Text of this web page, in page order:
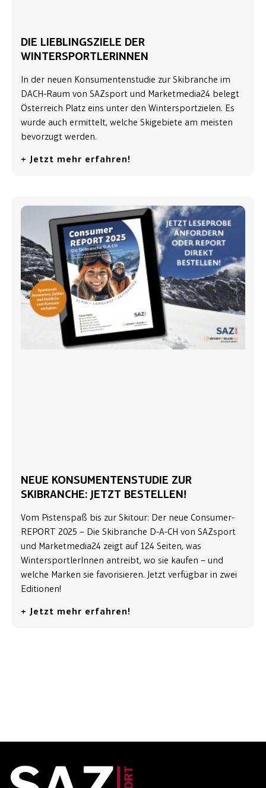
DIE LIEBLINGSZIELE DER
WINTERSPORTLERINNEN
In der neuen Konsumentenstudie zur Skibranche im
DACH-Raum von SAZsport und Marketmedia24 belegt
Österreich Platz eins unter den Wintersportzielen. Es
wurde auch ermittelt, welche Skigebiete am meisten
bevorzugt werden.
+ Jetzt mehr erfahren!
NEUE KONSUMENTENSTUDIE ZUR
SKIBRANCHE: JETZT BESTELLEN!
Vom Pistenspaß bis zur Skitour: Der neue Consumer-
REPORT 2025 – Die Skibranche D-A-CH von SAZsport
und Marketmedia24 zeigt auf 124 Seiten, was
WintersportlerInnen antreibt, wo sie kaufen – und
welche Marken sie favorisieren. Jetzt verfügbar in zwei
Editionen!
+ Jetzt mehr erfahren!